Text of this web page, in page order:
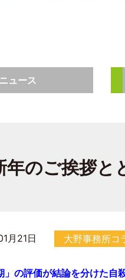
ニュース
年のご挨拶と
月21日 大野事務所コ
」の評価が結論を分けた自